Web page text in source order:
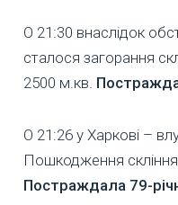
О 21:30 внаслідок
сталося загорання
2500 м.кв.
О 21:26 у Харкові –
Пошкодження
Постраждала 79-